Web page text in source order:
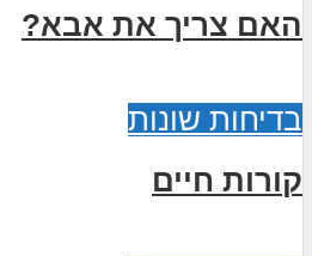
האם צריך את אבא?
בדיחות שונות
קורות חיים